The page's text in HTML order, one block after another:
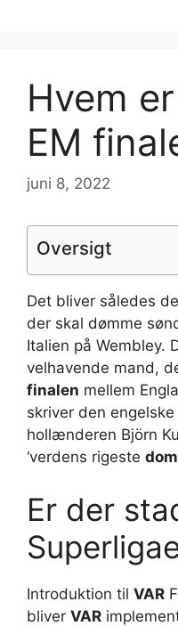
Hvem
EM
juni 8, 2022
Oversigt
Det bliver således
der skal dømme
Italien på Wembley.
velhavende mand,
finalen mellem
skriver den
hollænderen Björn
‘verdens rigeste
Er der
Introduktion til VAR
bliver VAR